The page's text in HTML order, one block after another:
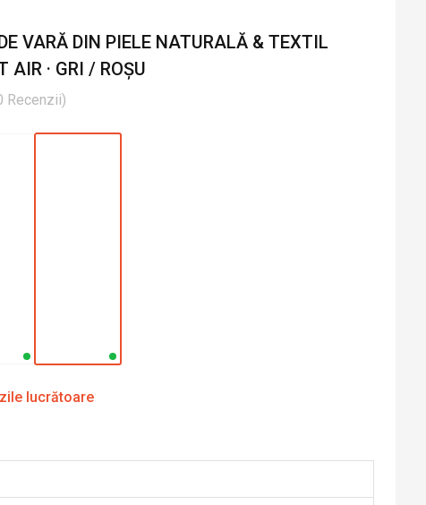
VARĂ DIN PIELE NATURALĂ & TEXTIL
AIR · GRI / ROȘU
Recenzii)
lucrătoare